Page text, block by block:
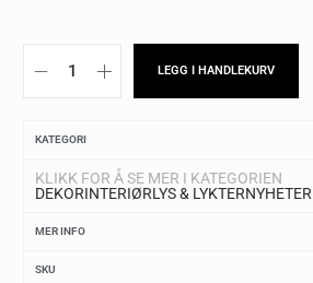
LEGG I HANDLEKURV
KATEGORI
KLIKK FOR Å SE MER I KATEGORIEN
DEKORINTERIØRLYS & LYKTERNYHETER
MER INFO
SKU